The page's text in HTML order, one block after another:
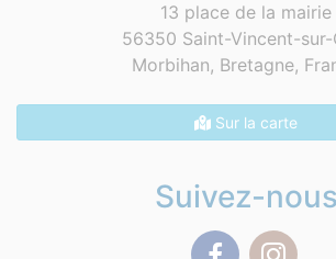
13 place de la mairie
56350 Saint-Vincent-sur-
Morbihan, Bretagne,
Sur la carte
Suivez-nous